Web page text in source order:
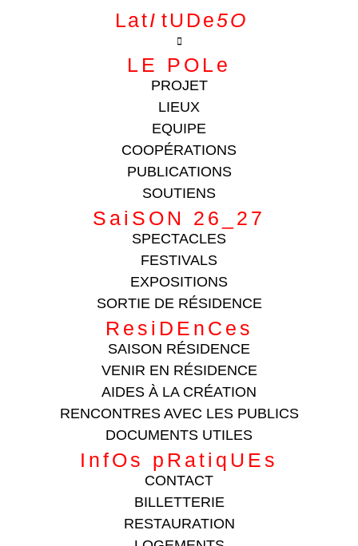
L a tI. t U D e5 O
LE POLe
PROJET
LIEUX
EQUIPE
COOPÉRATIONS
PUBLICATIONS
SOUTIENS
SaiSON 26_27
SPECTACLES
FESTIVALS
EXPOSITIONS
SORTIE DE RÉSIDENCE
ResiDEnCes
SAISON RÉSIDENCE
VENIR EN RÉSIDENCE
AIDES À LA CRÉATION
RENCONTRES AVEC LES PUBLICS
DOCUMENTS UTILES
InfOs pRatiqUEs
CONTACT
BILLETTERIE
RESTAURATION